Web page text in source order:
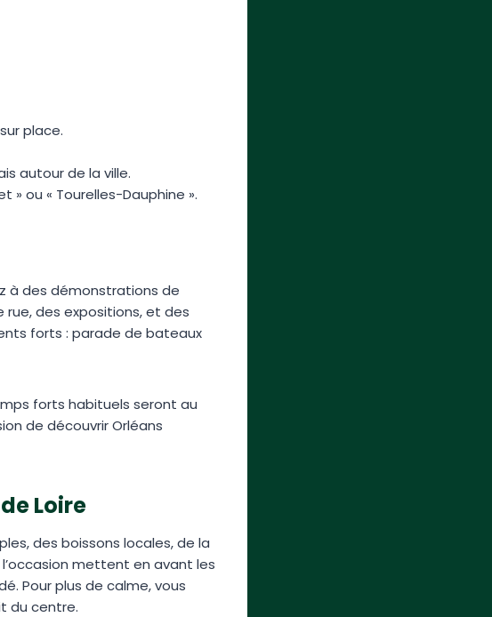
place.
autour de la ville.
» ou « Tourelles-Dauphine ».
à des démonstrations de
des expositions, et des
forts : parade de bateaux
forts habituels seront au
de découvrir Orléans
Loire
des boissons locales, de la
mettent en avant les
Pour plus de calme, vous
du centre.